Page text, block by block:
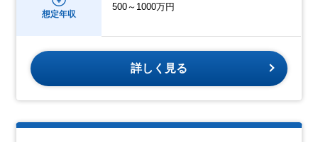
想定年収
500～1000万円
詳しく見る